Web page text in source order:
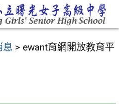
息 > ewant育網開放教育平